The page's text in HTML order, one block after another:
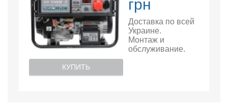
грн
Доставка по всей
Украине.
Монтаж и
обслуживание.
КУПИТЬ